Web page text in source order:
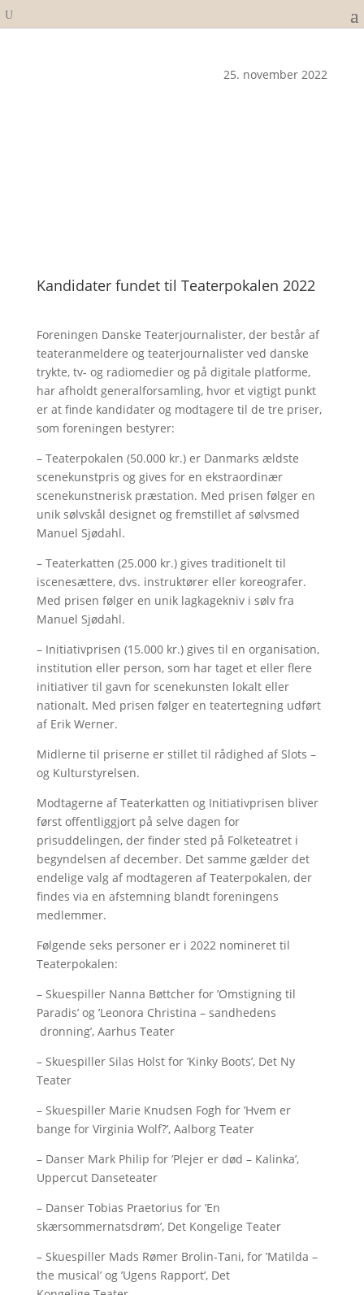
25. november 2022
Kandidater fundet til Teaterpokalen 2022
Foreningen Danske Teaterjournalister, der består af
teateranmeldere og teaterjournalister ved danske
trykte, tv- og radiomedier og på digitale platforme,
har afholdt generalforsamling, hvor et vigtigt punkt
er at finde kandidater og modtagere til de tre priser,
som foreningen bestyrer:
– Teaterpokalen (50.000 kr.) er Danmarks ældste
scenekunstpris og gives for en ekstraordinær
scenekunstnerisk præstation. Med prisen følger en
unik sølvskål designet og fremstillet af sølvsmed
Manuel Sjødahl.
– Teaterkatten (25.000 kr.) gives traditionelt til
iscenesættere, dvs. instruktører eller koreografer.
Med prisen følger en unik lagkagekniv i sølv fra
Manuel Sjødahl.
– Initiativprisen (15.000 kr.) gives til en organisation,
institution eller person, som har taget et eller flere
initiativer til gavn for scenekunsten lokalt eller
nationalt. Med prisen følger en teatertegning udført
af Erik Werner.
Midlerne til priserne er stillet til rådighed af Slots –
og Kulturstyrelsen.
Modtagerne af Teaterkatten og Initiativprisen bliver
først offentliggjort på selve dagen for
prisuddelingen, der finder sted på Folketeatret i
begyndelsen af december. Det samme gælder det
endelige valg af modtageren af Teaterpokalen, der
findes via en afstemning blandt foreningens
medlemmer.
Følgende seks personer er i 2022 nomineret til
Teaterpokalen:
– Skuespiller Nanna Bøttcher for ’Omstigning til
Paradis’ og ’Leonora Christina – sandhedens
dronning’, Aarhus Teater
– Skuespiller Silas Holst for ’Kinky Boots’, Det Ny
Teater
– Skuespiller Marie Knudsen Fogh for ’Hvem er
bange for Virginia Wolf?’, Aalborg Teater
– Danser Mark Philip for ’Plejer er død – Kalinka’,
Uppercut Danseteater
– Danser Tobias Praetorius for ’En
skærsommernatsdrøm’, Det Kongelige Teater
– Skuespiller Mads Rømer Brolin-Tani, for ’Matilda –
the musical’ og ’Ugens Rapport’, Det